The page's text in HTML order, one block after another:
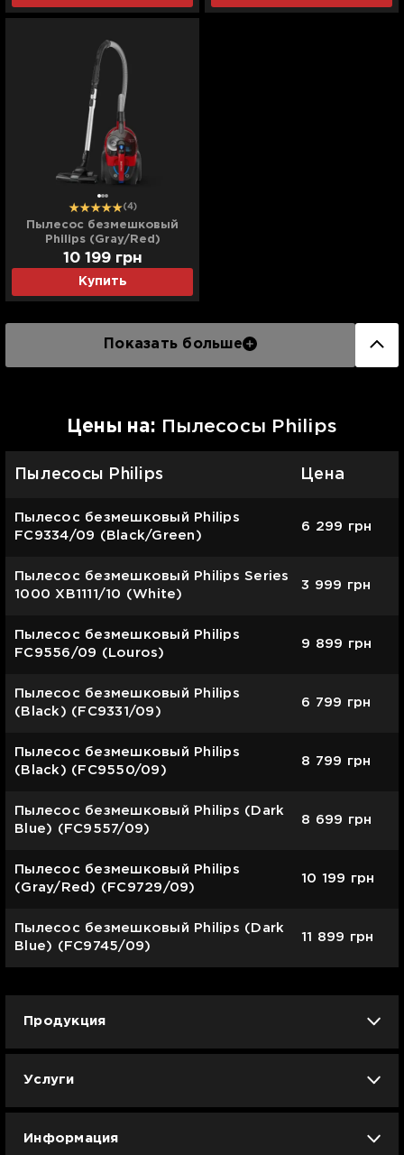
(4)
Пылесос безмешковый
Philips (Gray/Red)
(FC9729/09)
Купить
10 199 грн
Показать больше
Цены на: Пылесосы Philips
Пылесосы Philips Цена
Пылесос безмешковый Philips
FC9334/09 (Black/Green)
6 299 грн
Пылесос безмешковый Philips Series
1000 XB1111/10 (White)
3 999 грн
Пылесос безмешковый Philips
FC9556/09 (Louros)
9 899 грн
Пылесос безмешковый Philips
(Black) (FC9331/09)
6 799 грн
Пылесос безмешковый Philips
(Black) (FC9550/09)
8 799 грн
Пылесос безмешковый Philips (Dark
Blue) (FC9557/09)
8 699 грн
Пылесос безмешковый Philips
(Gray/Red) (FC9729/09)
10 199 грн
Пылесос безмешковый Philips (Dark
Blue) (FC9745/09)
11 899 грн
Продукция
Apple б/у
Услуги
Информация